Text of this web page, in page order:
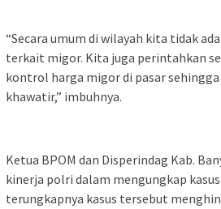
“Secara umum di wilayah kita tidak
terkait migor. Kita juga perintahkan
kontrol harga migor di pasar
khawatir,” imbuhnya.
Ketua BPOM dan Disperindag Kab.
kinerja polri dalam mengungkap
terungkapnya kasus tersebut